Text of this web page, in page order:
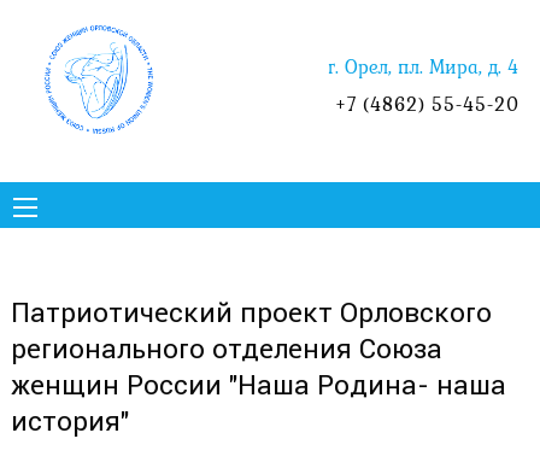
г. Орел, пл. Мира, д. 4
+7 (4862) 55-45-20
Патриотический проект Орловского
регионального отделения Союза
женщин России "Наша Родина- наша
история"